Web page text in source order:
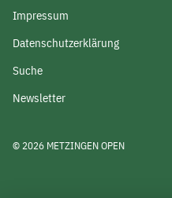
Impressum
Datenschutzerklärung
Suche
Newsletter
© 2026 METZINGEN OPEN